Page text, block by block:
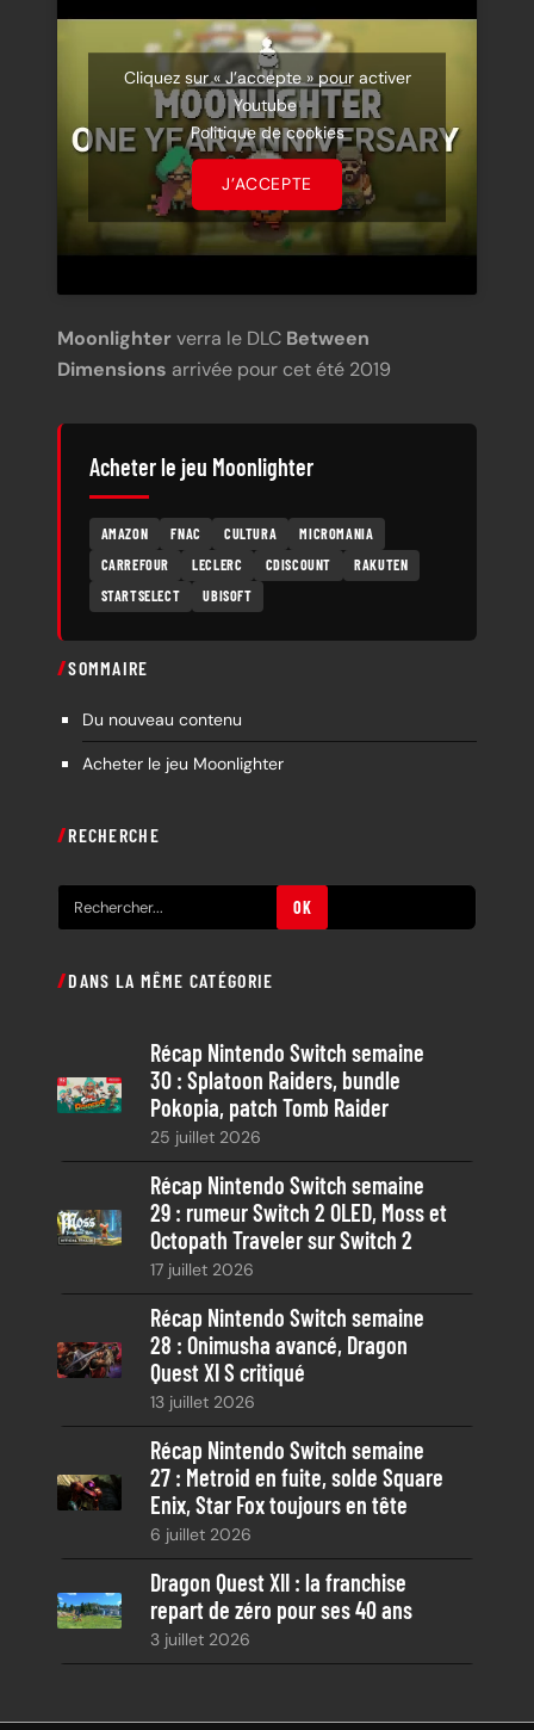
Cliquez sur « J’accepte » pour activer
Youtube
Politique de cookies
J’ACCEPTE
Moonlighter verra le DLC Between
Dimensions arrivée pour cet été 2019
Acheter le jeu Moonlighter
AMAZON FNAC CULTURA
MICROMANIA
CARREFOUR
LECLERC CDISCOUNT
RAKUTEN
STARTSELECT
UBISOFT
SOMMAIRE
Du nouveau contenu
Acheter le jeu Moonlighter
RECHERCHE
e
h
c
h
OK
DANS LA MÊME CATÉGORIE
Récap Nintendo Switch semaine
30 : Splatoon Raiders, bundle
Pokopia, patch Tomb Raider
25 juillet 2026
Récap Nintendo Switch semaine
29 : rumeur Switch 2 OLED, Moss et
Octopath Traveler sur Switch 2
17 juillet 2026
Récap Nintendo Switch semaine
28 : Onimusha avancé, Dragon
Quest XI S critiqué
13 juillet 2026
Récap Nintendo Switch semaine
27 : Metroid en fuite, solde Square
Enix, Star Fox toujours en tête
6 juillet 2026
Dragon Quest XII : la franchise
repart de zéro pour ses 40 ans
3 juillet 2026